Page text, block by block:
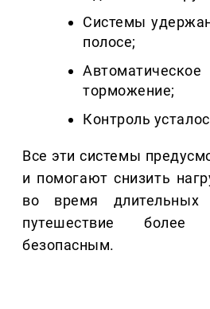
Системы
полосе;
торможение;
Контроль
Все эти системы
и помогают снизить
во время длительных
путешествие
безопасным.